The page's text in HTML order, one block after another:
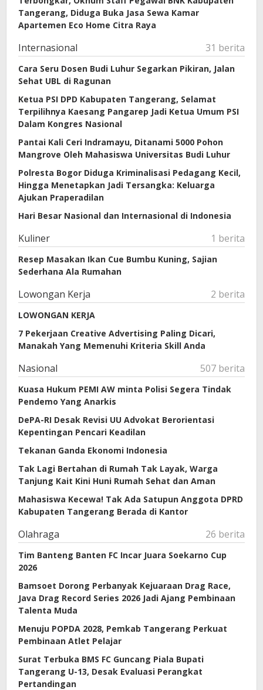
Tangerang, Diduga Buka Jasa Sewa Kamar
Apartemen Eco Home Citra Raya
Internasional 31 berita
Cara Seru Dosen Budi Luhur Segarkan Pikiran, Jalan
Sehat UBL di Ragunan
Ketua PSI DPD Kabupaten Tangerang, Selamat
Terpilihnya Kaesang Pangarep Jadi Ketua Umum PSI
Dalam Kongres Nasional
Pantai Kali Ceri Indramayu, Ditanami 5000 Pohon
Mangrove Oleh Mahasiswa Universitas Budi Luhur
Polresta Bogor Diduga Kriminalisasi Pedagang Kecil,
Hingga Menetapkan Jadi Tersangka: Keluarga
Ajukan Praperadilan
Hari Besar Nasional dan Internasional di Indonesia
Kuliner 1 berita
Resep Masakan Ikan Cue Bumbu Kuning, Sajian
Sederhana Ala Rumahan
Lowongan Kerja 2 berita
LOWONGAN KERJA
7 Pekerjaan Creative Advertising Paling Dicari,
Manakah Yang Memenuhi Kriteria Skill Anda
Nasional 507 berita
Kuasa Hukum PEMI AW minta Polisi Segera Tindak
Pendemo Yang Anarkis
DePA-RI Desak Revisi UU Advokat Berorientasi
Kepentingan Pencari Keadilan
Tekanan Ganda Ekonomi Indonesia
Tak Lagi Bertahan di Rumah Tak Layak, Warga
Tanjung Kait Kini Huni Rumah Sehat dan Aman
Mahasiswa Kecewa! Tak Ada Satupun Anggota DPRD
Kabupaten Tangerang Berada di Kantor
Olahraga 26 berita
Tim Banteng Banten FC Incar Juara Soekarno Cup
2026
Bamsoet Dorong Perbanyak Kejuaraan Drag Race,
Java Drag Record Series 2026 Jadi Ajang Pembinaan
Talenta Muda
Menuju POPDA 2028, Pemkab Tangerang Perkuat
Pembinaan Atlet Pelajar
Surat Terbuka BMS FC Guncang Piala Bupati
Tangerang U-13, Desak Evaluasi Perangkat
Pertandingan